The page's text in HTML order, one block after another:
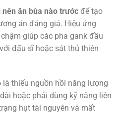
ăn bùa nào trước để tạo
án đáng giá. Hiệu ứng
giúp các pha gank đầu
đấu sĩ hoặc sát thủ thiên
là thiếu nguồn hồi năng lượng
hoặc phải dùng kỹ năng liên
hụt tài nguyên và mất